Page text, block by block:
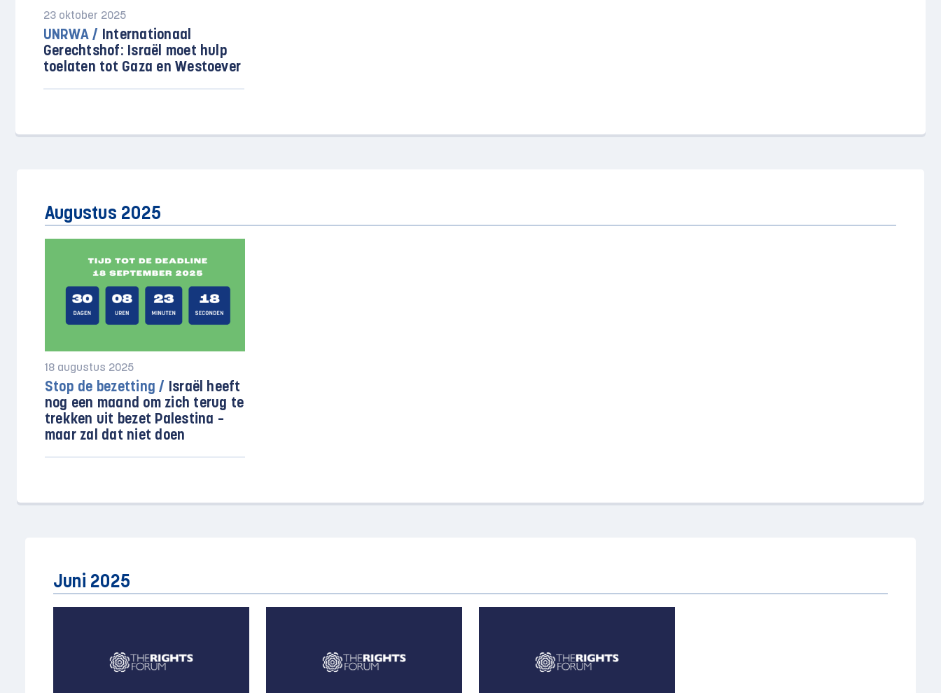
23 oktober 2025
UNRWA / Internationaal
Gerechtshof: Israël moet hulp
toelaten tot Gaza en Westoever
Augustus 2025
18 augustus 2025
Stop de bezetting / Israël heeft
nog een maand om zich terug te
trekken uit bezet Palestina –
maar zal dat niet doen
Juni 2025